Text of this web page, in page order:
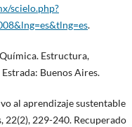
scielo.php?
.
Estructura,
Buenos Aires.
al aprendizaje sustentable
22(2), 229-240. Recuperado